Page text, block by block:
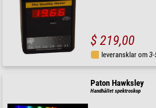
$ 219,00
leveransklar om
Paton Hawksley
Handhållet spektroskop